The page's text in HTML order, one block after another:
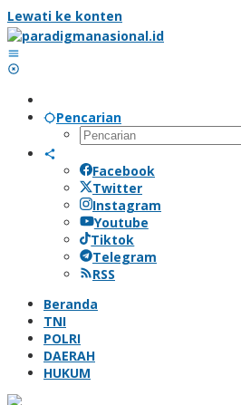
Lewati ke konten
Pencarian
Facebook
Twitter
Instagram
Youtube
Tiktok
Telegram
RSS
Beranda
TNI
POLRI
DAERAH
HUKUM